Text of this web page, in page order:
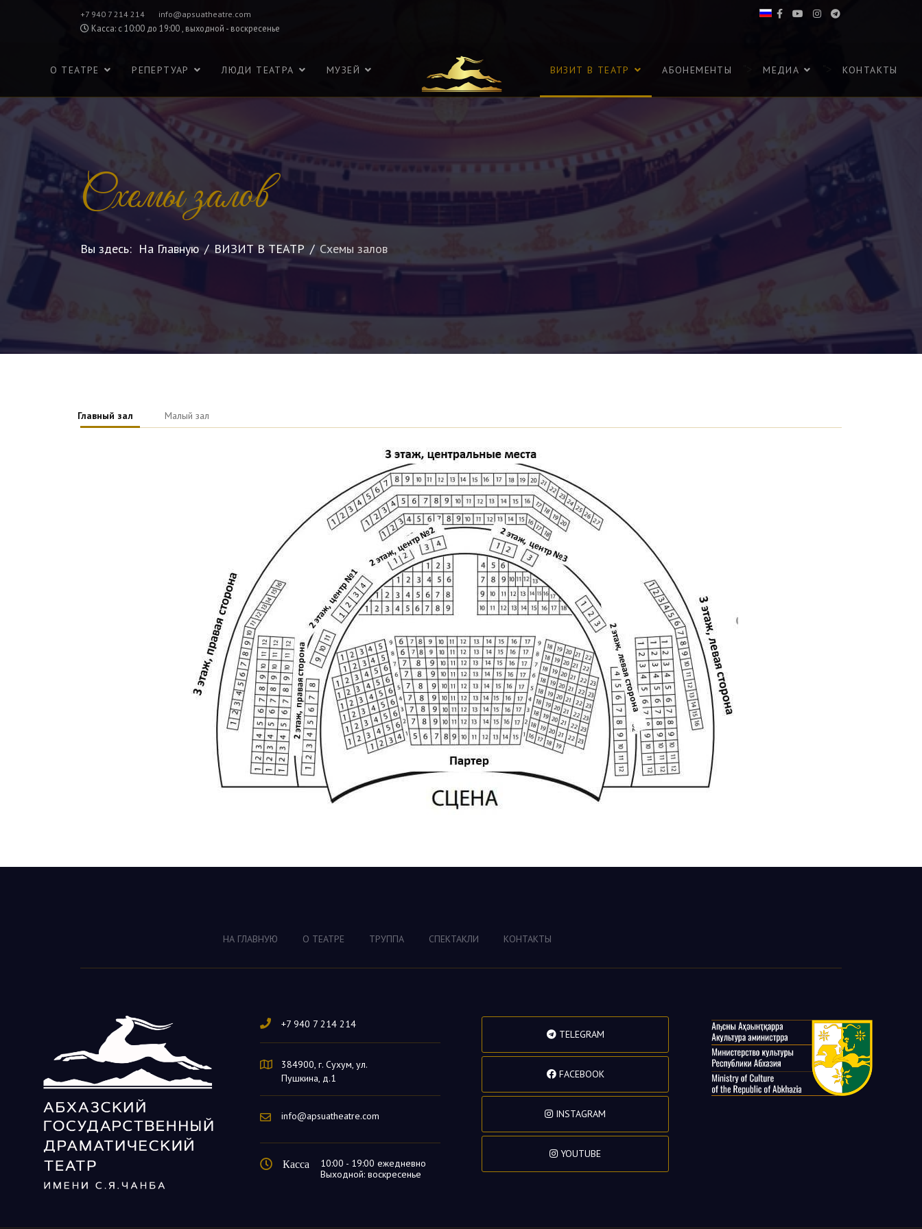
+7 940 7 214 214 info@apsuatheatre.com
Касса: с 10:00 до 19:00 , выходной - воскресенье
О ТЕАТРЕ РЕПЕРТУАР ЛЮДИ ТЕАТРА МУЗЕЙ ВИЗИТ В ТЕАТР АБОНЕМЕНТЫ МЕДИА КОНТАКТЫ
Схемы залов
Вы здесь: На Главную ВИЗИТ В ТЕАТР Схемы залов
Главный зал Малый зал
НА ГЛАВНУЮ О ТЕАТРЕ ТРУППА СПЕКТАКЛИ КОНТАКТЫ
+7 940 7 214 214
384900, г. Сухум, ул.
Пушкина, д.1
info@apsuatheatre.com
Касса
10:00 - 19:00 ежедневно
Выходной: воскресенье
TELEGRAM
FACEBOOK
INSTAGRAM
YOUTUBE